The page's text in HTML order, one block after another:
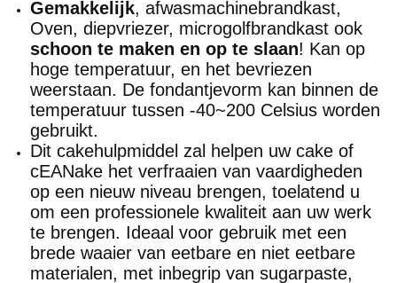
Gemakkelijk, afwasmachinebrandkast,
Oven, diepvriezer, microgolfbrandkast ook
schoon te maken en op te slaan! Kan op
hoge temperatuur, en het bevriezen
weerstaan. De fondantjevorm kan binnen de
temperatuur tussen -40~200 Celsius worden
gebruikt.
Dit cakehulpmiddel zal helpen uw cake of
cEANake het verfraaien van vaardigheden
op een nieuw niveau brengen, toelatend u
om een professionele kwaliteit aan uw werk
te brengen. Ideaal voor gebruik met een
brede waaier van eetbare en niet eetbare
materialen, met inbegrip van sugarpaste,